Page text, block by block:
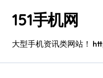
151手机网
大型手机资讯类网站！